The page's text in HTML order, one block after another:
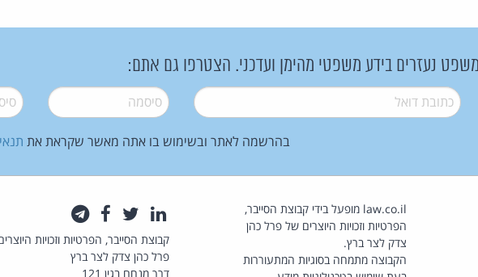
משפט נעזרים בידע משפטי מהימן ועדכני. הצטרפו גם אתם:
דואל* סיסמה*
בהרשמה לאתר ובשימוש בו אתה מאשר שקראת את
law.co.il מופעל בידי קבוצת הסייבר,
הפרטיות וזכויות היוצרים של פרל כהן
צדק לצר ברץ.
הקבוצה מתמחה בסוגיות המתעוררות
לינקדאין
טוויטרפייסבוק
קבוצת הסייבר, הפרטיות וזכויות
פרל כהן צדק לצר ברץ
דרך מנחם בגין 121